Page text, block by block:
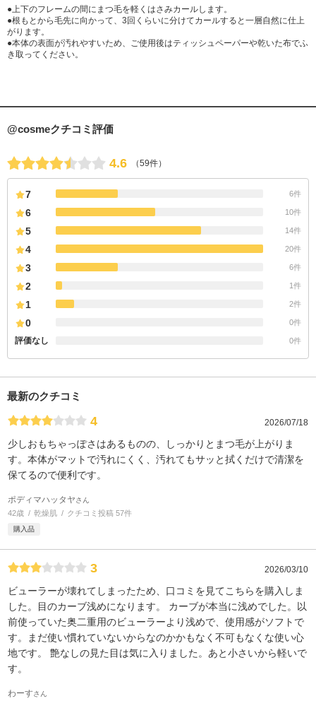
●上下のフレームの間にまつ毛を軽くはさみカールします。
●根もとから毛先に向かって、3回くらいに分けてカールすると一層自然に仕上
がります。
●本体の表面が汚れやすいため、ご使用後はティッシュペーパーや乾いた布でふ
き取ってください。
@cosmeクチコミ評価
4.6 （59件）
7 6件
6 10件
5 14件
4 20件
3 6件
2 1件
1 2件
0 0件
評価なし 0件
最新のクチコミ
4 2026/07/18
少しおもちゃっぽさはあるものの、しっかりとまつ毛が上がりま
す。本体がマットで汚れにくく、汚れてもサッと拭くだけで清潔を
保てるので便利です。
ポディマハッタヤさん
42歳 乾燥肌 クチコミ投稿 57件
購入品
3 2026/03/10
ビューラーが壊れてしまったため、口コミを見てこちらを購入しま
した。目のカーブ浅めになります。 カーブが本当に浅めでした。以
前使っていた奥二重用のビューラーより浅めで、使用感がソフトで
す。まだ使い慣れていないからなのかかもなく不可もなくな使い心
地です。 艶なしの見た目は気に入りました。あと小さいから軽いで
す。
わーすさん